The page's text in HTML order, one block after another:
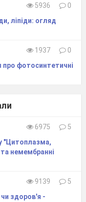
5936
0
ліпіди: огляд
1937
0
фотосинтетичні
6975
5
"Цитоплазма,
немембранні
9139
5
чи здоров'я -